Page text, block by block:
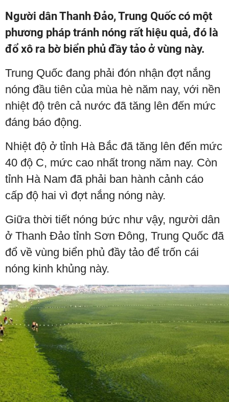
Người dân Thanh Đảo, Trung Quốc có một
phương pháp tránh nóng rất hiệu quả, đó là
đổ xô ra bờ biển phủ đầy tảo ở vùng này.
Trung Quốc đang phải đón nhận đợt nắng
nóng đầu tiên của mùa hè năm nay, với nền
nhiệt độ trên cả nước đã tăng lên đến mức
đáng báo động.
Nhiệt độ ở tỉnh Hà Bắc đã tăng lên đến mức
40 độ C, mức cao nhất trong năm nay. Còn
tỉnh Hà Nam đã phải ban hành cảnh cáo
cấp độ hai vì đợt nắng nóng này.
Giữa thời tiết nóng bức như vậy, người dân
ở Thanh Đảo tỉnh Sơn Đông, Trung Quốc đã
đổ về vùng biển phủ đầy tảo để trốn cái
nóng kinh khủng này.